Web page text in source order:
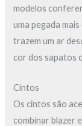
modelos
uma pegada
trazem um ar
cor dos sapatos
Cintos
Os cintos são
combinar blazer